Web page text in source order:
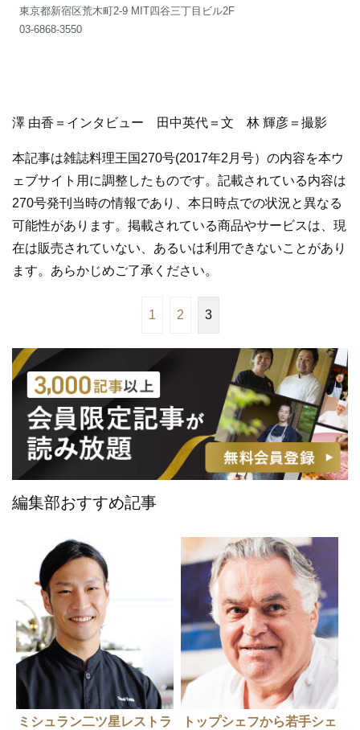
東京都新宿区荒木町2-9 MIT四谷三丁目ビル2F
03-6868-3550
澤 由香＝インタビュー 田中英代＝文 林 輝彦＝撮影
本記事は雑誌料理王国270号(2017年2月号）の内容を本ウ
ェブサイト用に調整したものです。記載されている内容は
270号発刊当時の情報であり、本日時点での状況と異なる
可能性があります。掲載されている商品やサービスは、現
在は販売されていない、あるいは利用できないことがあり
ます。あらかじめご了承ください。
1 2 3
編集部おすすめ記事
ミシュラン二ツ星レストラ
トップシェフから若手シェ